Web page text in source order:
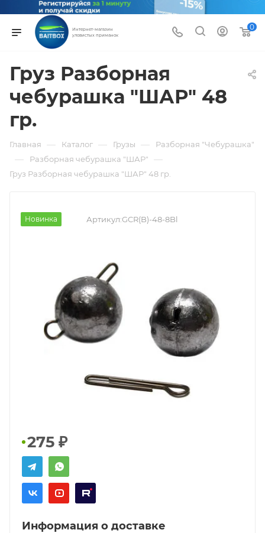
Интернет-магазин
уловистых приманок
0
Груз Разборная
чебурашка "ШАР" 48
гр.
Главная — Каталог — Грузы — Разборная "Чебурашка"
— Разборная чебурашка "ШАР" —
Груз Разборная чебурашка "ШАР" 48 гр.
Новинка Артикул:GCR(B)-48-8Bl
275 ₽
Информация о доставке